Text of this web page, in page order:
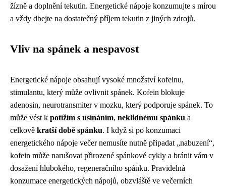
žízně a doplnění tekutin. Energetické nápoje konzumujte s mírou
a vždy dbejte na dostatečný příjem tekutin z jiných zdrojů.
Vliv na spánek a nespavost
Energetické nápoje obsahují vysoké množství kofeinu,
stimulantu, který může ovlivnit spánek. Kofein blokuje
adenosin, neurotransmiter v mozku, který podporuje spánek. To
může vést k potížím s usínáním, neklidnému spánku a
celkově kratší době spánku. I když si po konzumaci
energetického nápoje večer nemusíte nutně připadat „nabuzení“,
kofein může narušovat přirozené spánkové cykly a bránit vám v
dosažení hlubokého, regeneračního spánku. Pravidelná
konzumace energetických nápojů, obzvláště ve večerních